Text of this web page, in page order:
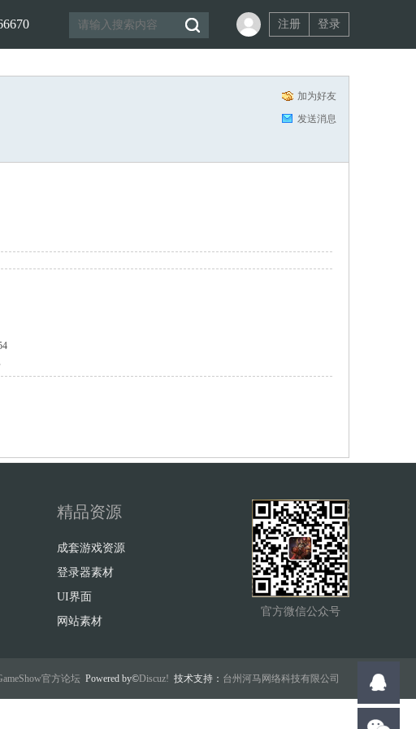
注册 登录
加为好友
发送消息
精品资源
成套游戏资源
登录器素材
UI界面
网站素材
官方微信公众号
官方论坛 Powered by©Discuz! 技术支持： 台州河马网络科技有限公司